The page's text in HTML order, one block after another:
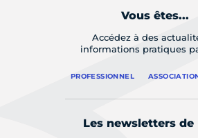
Vous êtes...
Accédez à des
informations pratiques
PROFESSIONNEL
Les newsletters de